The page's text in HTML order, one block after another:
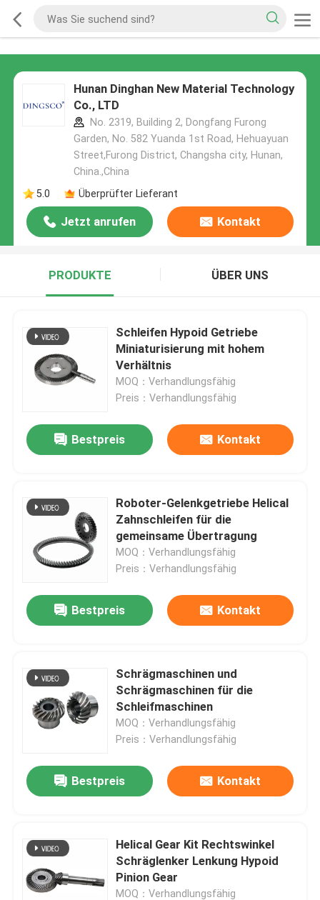
Hunan Dinghan New Material Technology
Co., LTD
No. 2319, Building 2, Dongfang Furong
Garden, No. 582 Yuanda 1st Road, Hehuayuan
Street,Furong District, Changsha city, Hunan,
China.,China
5.0
Überprüfter Lieferant
Jetzt anrufen Kontakt
PRODUKTE ÜBER UNS
Schleifen Hypoid Getriebe
Miniaturisierung mit hohem
Verhältnis
MOQ：Verhandlungsfähig
Preis：Verhandlungsfähig
Bestpreis Kontakt
Roboter-Gelenkgetriebe Helical
Zahnschleifen für die
gemeinsame Übertragung
MOQ：Verhandlungsfähig
Preis：Verhandlungsfähig
Bestpreis Kontakt
Schrägmaschinen und
Schrägmaschinen für die
Schleifmaschinen
MOQ：Verhandlungsfähig
Preis：Verhandlungsfähig
Bestpreis Kontakt
Helical Gear Kit Rechtswinkel
Schräglenker Lenkung Hypoid
Pinion Gear
MOQ：Verhandlungsfähig